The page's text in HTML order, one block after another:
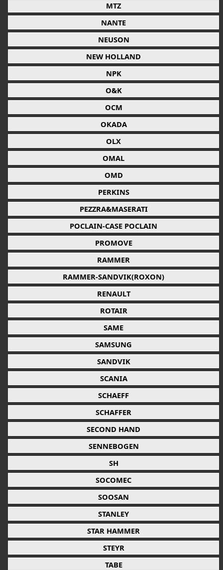
MTZ
NANTE
NEUSON
NEW HOLLAND
NPK
O&K
OCM
OKADA
OLX
OMAL
OMD
PERKINS
PEZZRA&MASERATI
POCLAIN-CASE POCLAIN
PROMOVE
RAMMER
RAMMER-SANDVIK(ROXON)
RENAULT
ROTAIR
SAME
SAMSUNG
SANDVIK
SCANIA
SCHAEFF
SCHAFFER
SECOND HAND
SENNEBOGEN
SH
SOCOMEC
SOOSAN
STANLEY
STAR HAMMER
STEYR
TABE